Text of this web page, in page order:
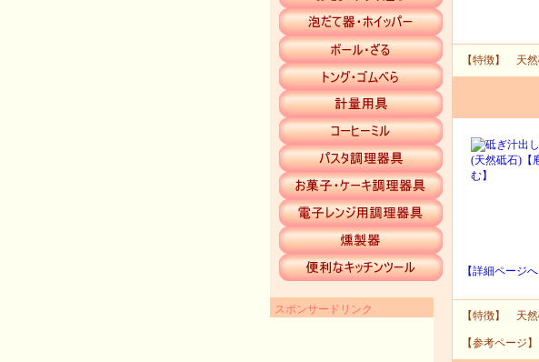
【特徴】 天
【詳細ページへ
【特徴】 天
【参考ページ
スポンサードリンク